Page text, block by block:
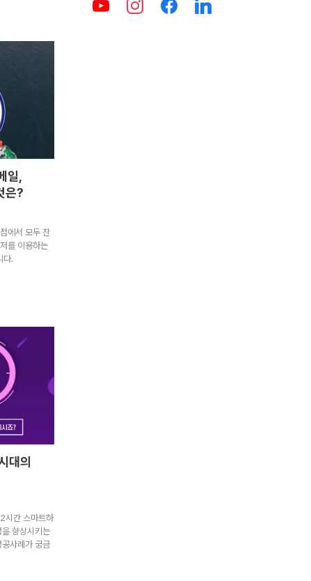
일,
은?
에서 모두 잔
를 이용하는
다.
대의
시간 스마트하
향상시키는
사례가 궁금